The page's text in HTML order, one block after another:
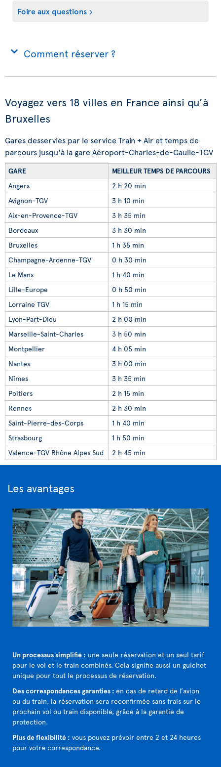
Foire aux questions
Comment réserver ?
Voyagez vers 18 villes en France ainsi qu’à
Bruxelles
Gares desservies par le service Train + Air et temps de
parcours jusqu'à la gare Aéroport-Charles-de-Gaulle-TGV
GARE
MEILLEUR TEMPS DE PARCOURS
Angers
2 h 20 min
Avignon-TGV
3 h 10 min
Aix-en-Provence-TGV
3 h 35 min
Bordeaux
3 h 30 min
Bruxelles
1 h 35 min
Champagne-Ardenne-TGV
0 h 30 min
Le Mans
1 h 40 min
Lille-Europe
0 h 50 min
Lorraine TGV
1 h 15 min
Lyon-Part-Dieu
2 h 00 min
Marseille-Saint-Charles
3 h 50 min
Montpellier
4 h 05 min
Nantes
3 h 00 min
Nîmes
3 h 35 min
Poitiers
2 h 15 min
Rennes
2 h 30 min
Saint-Pierre-des-Corps
1 h 40 min
Strasbourg
1 h 50 min
Valence-TGV Rhône Alpes Sud
2 h 45 min
Les avantages
Un processus simplifié : une seule réservation et un seul tarif
pour le vol et le train combinés. Cela signifie aussi un guichet
unique pour tout le processus de réservation.
Des correspondances garanties : en cas de retard de l’avion
ou du train, la réservation sera reconfirmée sans frais sur le
prochain vol ou train disponible, grâce à la garantie de
protection.
Plus de flexibilité : vous pouvez prévoir entre 2 et 24 heures
pour votre correspondance.